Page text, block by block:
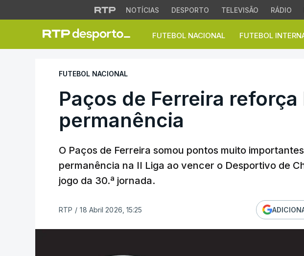
NOTÍCIAS DESPORTO TELEVISÃO RÁDIO
FUTEBOL NACIONAL FUTEBOL
Paços de Ferreira reforça
FUTEBOL NACIONAL
Paços de Ferreira
permanência
O Paços de Ferreira somou pontos muito
permanência na II Liga ao vencer o Desportivo de
jogo da 30.ª jornada.
RTP / 18 Abril 2026, 15:25